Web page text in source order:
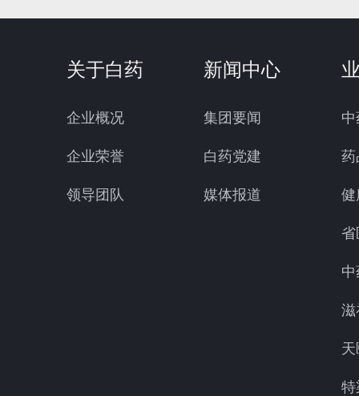
关于白药
企业概况
企业荣誉
领导团队
新闻中心
集团要闻
白药党建
媒体报道
药
健
省
滋
特